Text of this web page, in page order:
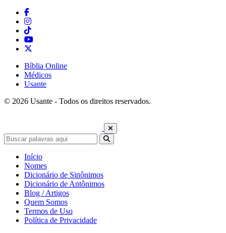
Bíblia Online
Médicos
Usante
© 2026 Usante - Todos os direitos reservados.
Início
Nomes
Dicionário de Sinônimos
Dicionário de Antônimos
Blog / Artigos
Quem Somos
Termos de Uso
Política de Privacidade